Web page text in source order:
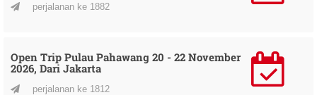
perjalanan ke 1882
Open Trip Pulau Pahawang 20 - 22 November
2026, Dari Jakarta
perjalanan ke 1812